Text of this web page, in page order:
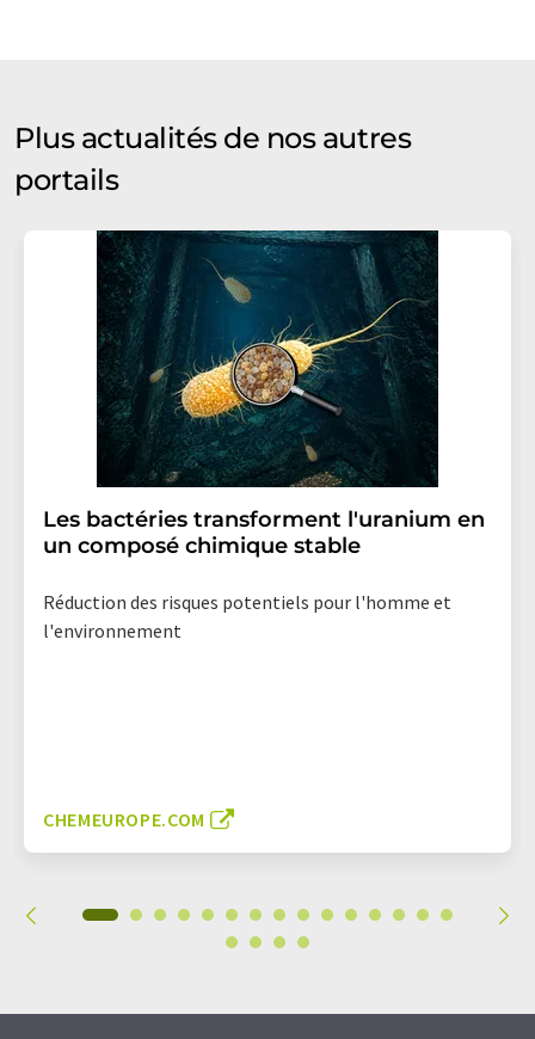
Plus actualités de nos autres
portails
Les bactéries transforment l'uranium en
un composé chimique stable
Réduction des risques potentiels pour l'homme et
l'environnement
CHEMEUROPE.COM